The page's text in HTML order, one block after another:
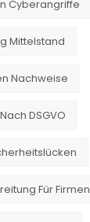
Cyberangriffe
Mittelstand
Nachweise
DSGVO
Für Firmen